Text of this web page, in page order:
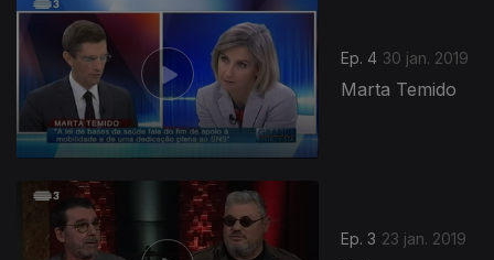
Ep. 4 30 jan. 2019
Marta Temido
Ep. 3 23 jan. 2019